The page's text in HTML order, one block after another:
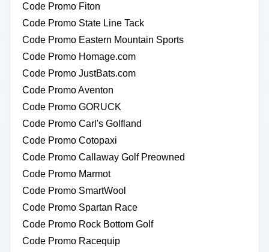
Code Promo Fiton
Code Promo State Line Tack
Code Promo Eastern Mountain Sports
Code Promo Homage.com
Code Promo JustBats.com
Code Promo Aventon
Code Promo GORUCK
Code Promo Carl's Golfland
Code Promo Cotopaxi
Code Promo Callaway Golf Preowned
Code Promo Marmot
Code Promo SmartWool
Code Promo Spartan Race
Code Promo Rock Bottom Golf
Code Promo Racequip